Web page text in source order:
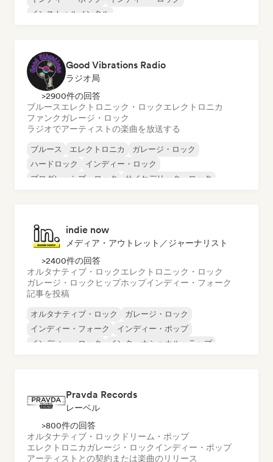
インストゥルメンタル
Good Vibrations Radio
ラジオ局
>2900件の回答
ブルースエレクトロニック・ロックエレクトロニカ
ファンクガレージ・ロック
ラジオでアーティストの楽曲を放送する
ブルース エレクトロニカ
ガレージ・ロック
ハードロック
インディー・ロック
プログレッシブ・ロック
サイケデリック・ロック
indie now
メディア・アウトレット／ジャーナリスト
>2400件の回答
オルタナティブ・ロックエレクトロニック・ロック
ガレージ・ロック ヒップホップインディー・フォーク
記事を投稿
オルタナティブ・ロック
ガレージ・ロック
インディー・フォーク
インディー・ポップ
インディー・ロック
インターナショナル・ラップ
Pravda Records
レーベル
>800件の回答
オルタナティブ・ロック ドリーム・ポップ
エレクトロニカガレージ・ロックインディー・ポップ
アーティストとの契約または楽曲のリリース